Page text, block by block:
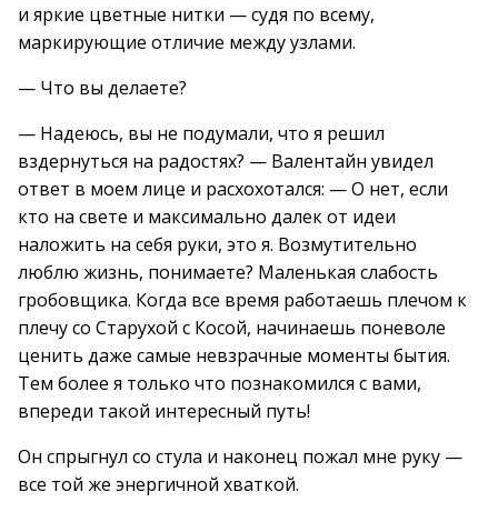
и яркие цветные нитки — судя по всему,
маркирующие отличие между узлами.
— Что вы делаете?
— Надеюсь, вы не подумали, что я решил
вздернуться на радостях? — Валентайн увидел
ответ в моем лице и расхохотался: — О нет, если
кто на свете и максимально далек от идеи
наложить на себя руки, это я. Возмутительно
люблю жизнь, понимаете? Маленькая слабость
гробовщика. Когда все время работаешь плечом к
плечу со Старухой с Косой, начинаешь поневоле
ценить даже самые невзрачные моменты бытия.
Тем более я только что познакомился с вами,
впереди такой интересный путь!
Он спрыгнул со стула и наконец пожал мне руку —
все той же энергичной хваткой.